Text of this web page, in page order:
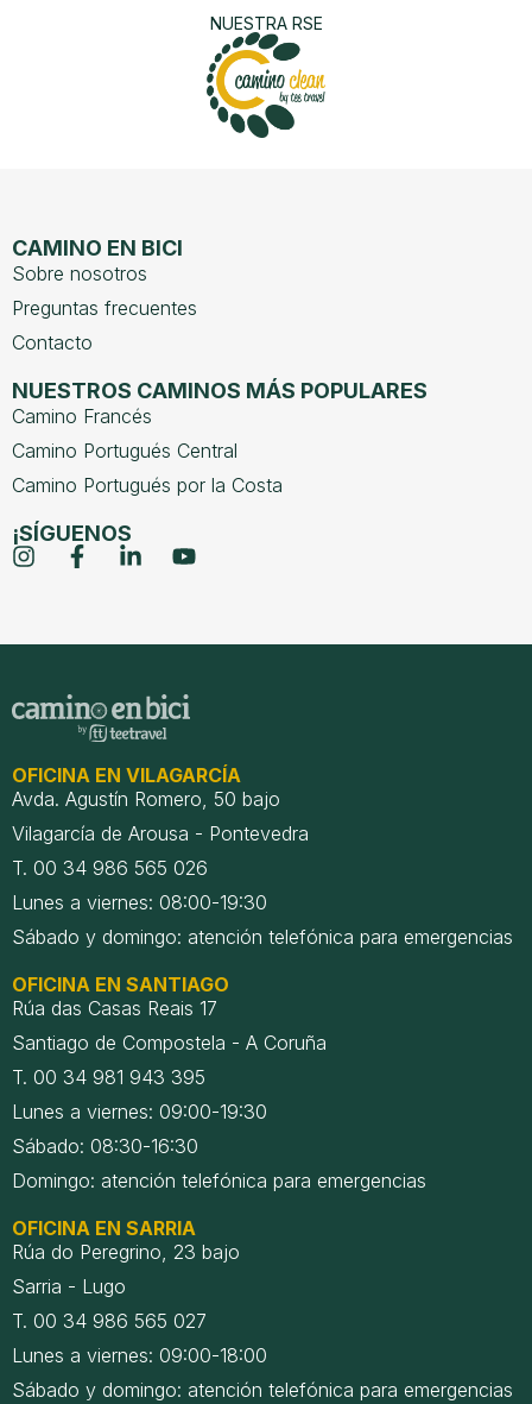
NUESTRA RSE
CAMINO EN BICI
Sobre nosotros
Preguntas frecuentes
Contacto
NUESTROS CAMINOS MÁS POPULARES
Camino Francés
Camino Portugués Central
Camino Portugués por la Costa
¡SÍGUENOS
OFICINA EN VILAGARCÍA
Avda. Agustín Romero, 50 bajo
Vilagarcía de Arousa - Pontevedra
T. 00 34 986 565 026
Lunes a viernes: 08:00-19:30
Sábado y domingo: atención telefónica para emergencias
OFICINA EN SANTIAGO
Rúa das Casas Reais 17
Santiago de Compostela - A Coruña
T. 00 34 981 943 395
Lunes a viernes: 09:00-19:30
Sábado: 08:30-16:30
Domingo: atención telefónica para emergencias
OFICINA EN SARRIA
Rúa do Peregrino, 23 bajo
Sarria - Lugo
T. 00 34 986 565 027
Lunes a viernes: 09:00-18:00
Sábado y domingo: atención telefónica para emergencias